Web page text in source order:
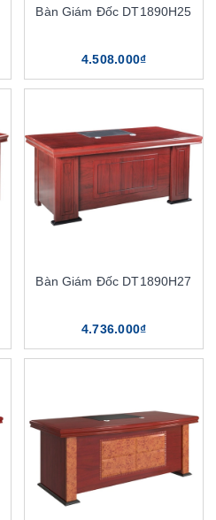
Bàn Giám Đốc DT1890H25
4.508.000₫
Bàn Giám Đốc DT1890H27
4.736.000₫